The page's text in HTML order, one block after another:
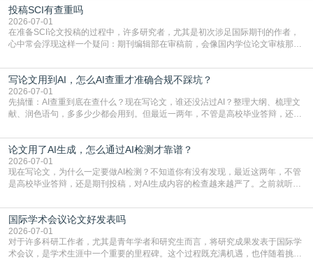
三天都做不完的事。不是所有人都需要用AI降重，但如果你符合下面这些场景，
真的可以试试：初稿写完重复率远超要
投稿SCI有查重吗
2026-07-01
在准备SCI论文投稿的过程中，许多研究者，尤其是初次涉足国际期刊的作者，
心中常会浮现这样一个疑问：期刊编辑部在审稿前，会像国内学位论文审核那
论文的初审通过率。实际上，SCI期刊对重复内容的审查是严谨投稿流程中不可
或缺的一环。本篇AEIC学术交流中心小编就为大家介绍“投稿SCI有查重吗”。
一、查重是标准流程答案是明确的：绝大多数S
写论文用到AI，怎么AI查重才准确合规不踩坑？
2026-07-01
先搞懂：AI查重到底在查什么？现在写论文，谁还没沾过AI？整理大纲、梳理文
献、润色语句，多多少少都会用到。但最近一两年，不管是高校毕业答辩，还是
须加做AI查重。很多人分不清，AI查重和普通查重到底有啥区别？这里说透：普
通查重查的是你的文字和已公开文献的重复比例，防的是抄袭；AI查重查的是你
的内容里，有多少是AI生成的，防的是过
论文用了AI生成，怎么通过AI检测才靠谱？
2026-07-01
现在写论文，为什么一定要做AI检测？不知道你有没有发现，最近这两年，不管
是高校毕业答辩，还是期刊投稿，对AI生成内容的检查越来越严了。之前就听身
要求修改，还差点被判定学术不规范，真的太冤了。现在国内多数高校和核心期
刊，都已经明确出台了相关规定：如果使用AI生成内容辅助写作，必须明确标
注，未标注的AI生成内容会被认定为不符合学
国际学术会议论文好发表吗
2026-07-01
对于许多科研工作者，尤其是青年学者和研究生而言，将研究成果发表于国际学
术会议，是学术生涯中一个重要的里程碑。这个过程既充满机遇，也伴随着挑